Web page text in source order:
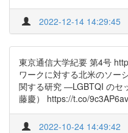
2022-12-14 14:29:45
東京通信大学紀要 第4号
ワークに対する北米のソー
関する研究 ―LGBTQI のセ
藤慶） https://t.co/
2022-10-24 14:49:42